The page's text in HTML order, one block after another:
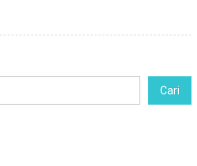
Cari